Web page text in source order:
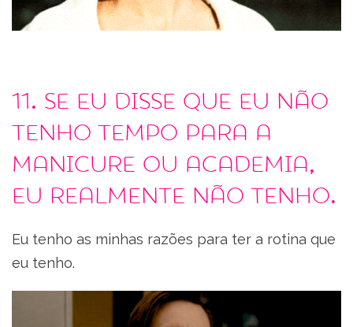
11. Se eu disse que eu não
tenho tempo para a
manicure ou academia,
eu realmente não tenho.
Eu tenho as minhas razões para ter a rotina que
eu tenho.